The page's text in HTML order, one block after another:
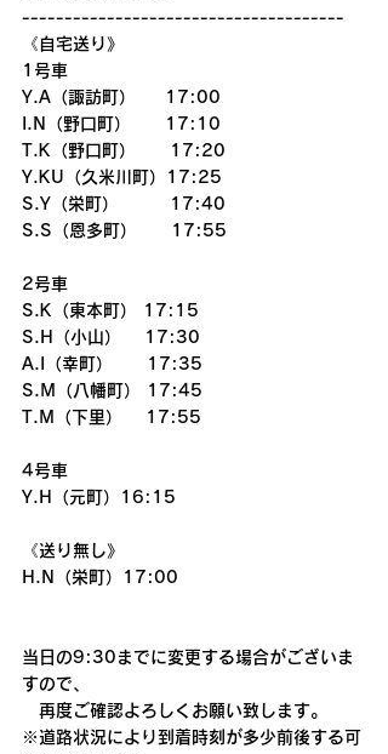
--------------------------------------
《自宅送り》
1号車
Y.A（諏訪町）　  17:00
I.N（野口町）　　17:10
T.K（野口町）　　17:20
Y.KU（久米川町）17:25
S.Y（栄町）　　　17:40
S.S（恩多町）　　17:55
2号車
S.K（東本町） 17:15
S.H（小山） 　17:30
A.I（幸町）　　17:35
S.M（八幡町） 17:45
T.M（下里） 　17:55
4号車
Y.H（元町）16:15
《送り無し》
H.N（栄町）17:00
当日の9:30までに変更する場合がございま
すので、
再度ご確認よろしくお願い致します。
※道路状況により到着時刻が多少前後する可